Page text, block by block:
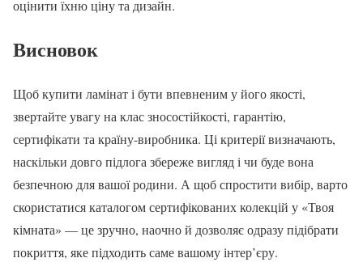
оцінити їхню ціну та дизайн.
Висновок
Щоб купити ламінат і бути впевненим у його якості,
звертайте увагу на клас зносостійкості, гарантію,
сертифікати та країну-виробника. Ці критерії визначають,
наскільки довго підлога збереже вигляд і чи буде вона
безпечною для вашої родини. А щоб спростити вибір, варто
скористатися каталогом сертифікованих колекцій у «Твоя
кімната» — це зручно, наочно й дозволяє одразу підібрати
покриття, яке підходить саме вашому інтер’єру.